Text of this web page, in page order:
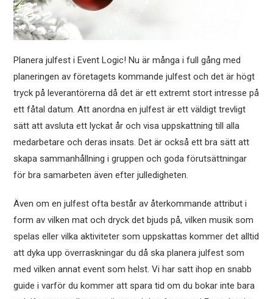
Planera julfest i Event Logic! Nu är många i full gång med
planeringen av företagets kommande julfest och det är högt
tryck på leverantörerna då det är ett extremt stort intresse på
ett fåtal datum. Att anordna en julfest är ett väldigt trevligt
sätt att avsluta ett lyckat år och visa uppskattning till alla
medarbetare och deras insats. Det är också ett bra sätt att
skapa sammanhållning i gruppen och goda förutsättningar
för bra samarbeten även efter julledigheten.
Även om en julfest ofta består av återkommande attribut i
form av vilken mat och dryck det bjuds på, vilken musik som
spelas eller vilka aktiviteter som uppskattas kommer det alltid
att dyka upp överraskningar du då ska planera julfest som
med vilken annat event som helst. Vi har satt ihop en snabb
guide i varför du kommer att spara tid om du bokar inte bara